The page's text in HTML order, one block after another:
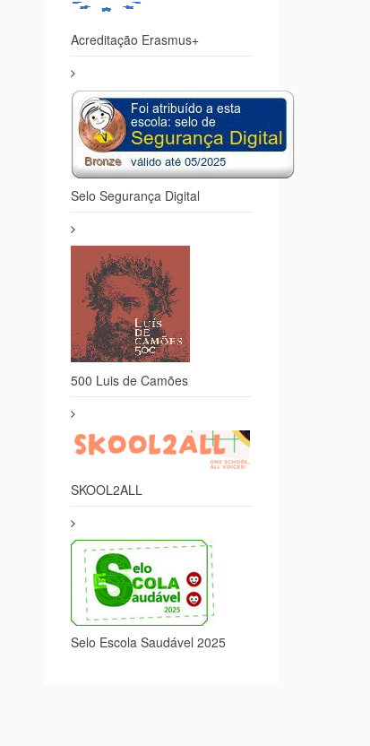
Acreditação Erasmus+
Selo Segurança Digital
500 Luis de Camões
SKOOL2ALL
Selo Escola Saudável 2025